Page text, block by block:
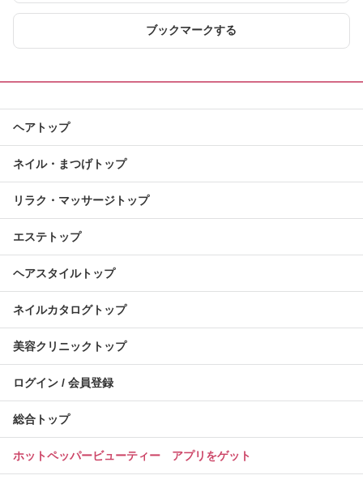
ブックマークする
ヘアトップ
ネイル・まつげトップ
リラク・マッサージトップ
エステトップ
ヘアスタイルトップ
ネイルカタログトップ
美容クリニックトップ
ログイン / 会員登録
総合トップ
ホットペッパービューティー アプリをゲット